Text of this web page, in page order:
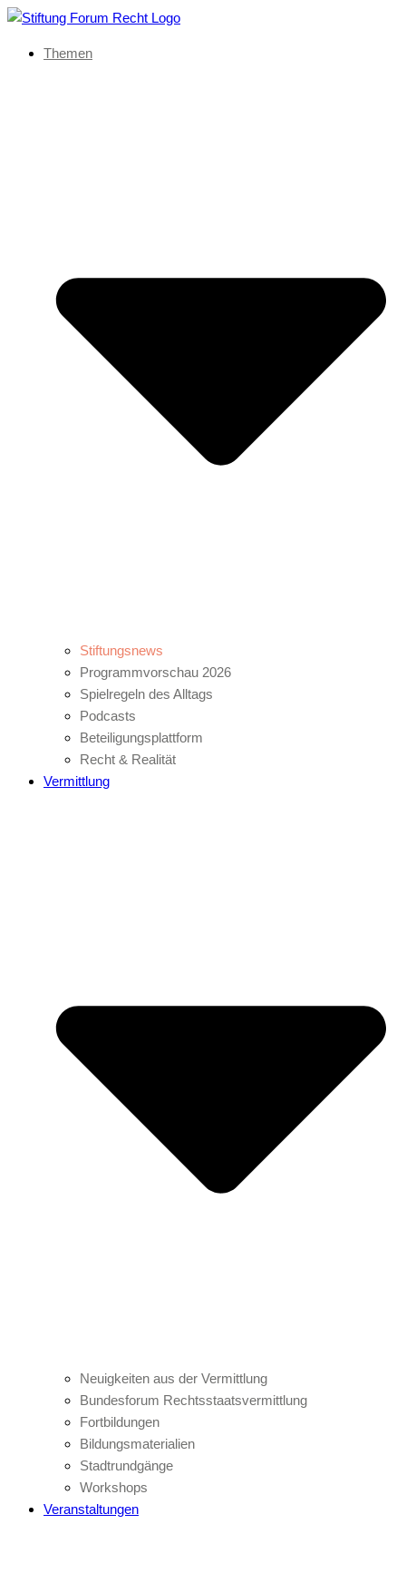
Themen
Stiftungsnews
Programmvorschau 2026
Spielregeln des Alltags
Podcasts
Beteiligungsplattform
Recht & Realität
Vermittlung
Neuigkeiten aus der Vermittlung
Bundesforum Rechtsstaatsvermittlung
Fortbildungen
Bildungsmaterialien
Stadtrundgänge
Workshops
Veranstaltungen